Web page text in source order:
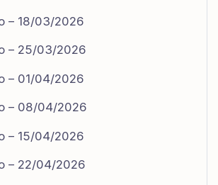
– 18/03/2026
– 25/03/2026
– 01/04/2026
– 08/04/2026
– 15/04/2026
– 22/04/2026